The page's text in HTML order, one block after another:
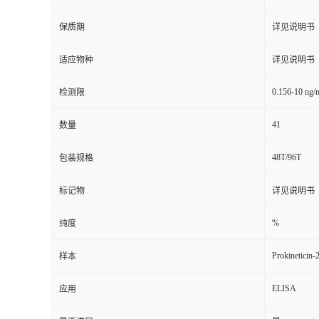
保质期 详见说明书
适应物种 详见说明书
检测限 0.156-10 ng/
数量 41
包装规格 48T/96T
标记物 详见说明书
纯度 %
样本 Prokineticin-
应用 ELISA